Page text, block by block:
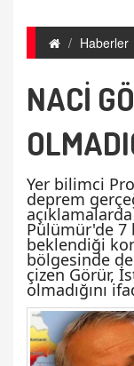
Haberler
NACİ
Yer bilimci
deprem
Pülümür'de 7
beklendiği
bölgesinde
çizen Görür,
olmadığını